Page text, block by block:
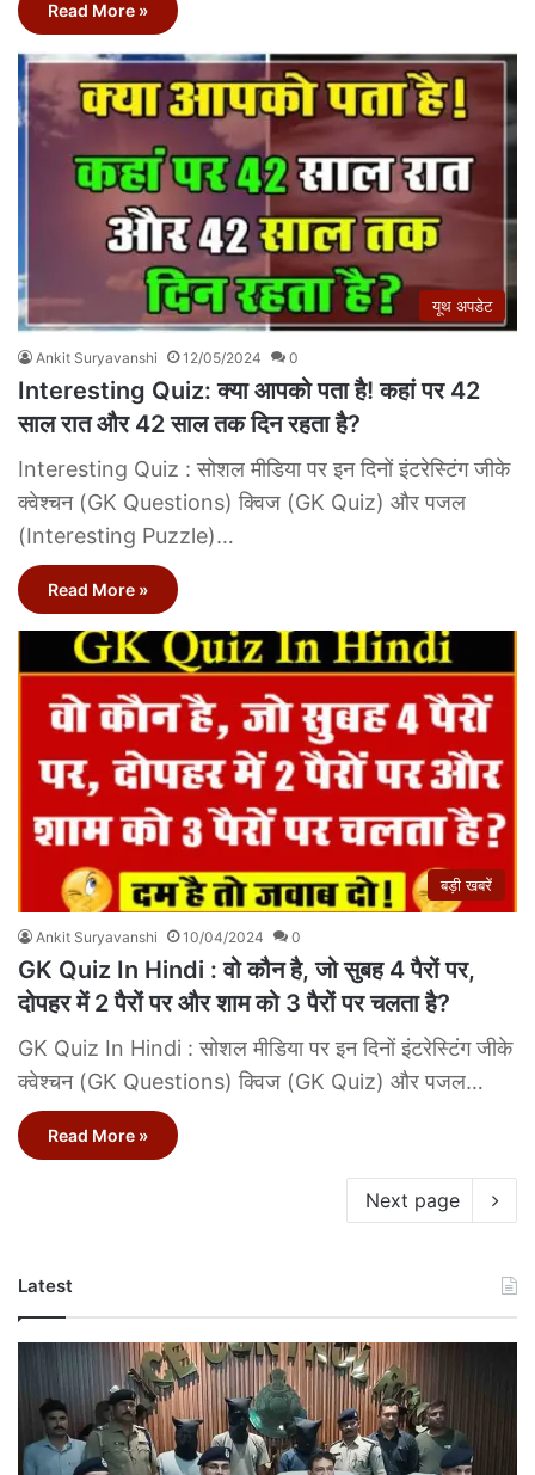
Read More »
यूथ अपडेट
Ankit Suryavanshi 12/05/2024 0
Interesting Quiz: क्या आपको पता है! कहां पर 42
साल रात और 42 साल तक दिन रहता है?
Interesting Quiz : सोशल मीडिया पर इन दिनों इंटरेस्टिंग जीके
क्वेश्चन (GK Questions) क्विज (GK Quiz) और पजल
(Interesting Puzzle)…
Read More »
बड़ी खबरें
Ankit Suryavanshi 10/04/2024 0
GK Quiz In Hindi : वो कौन है, जो सुबह 4 पैरों पर,
दोपहर में 2 पैरों पर और शाम को 3 पैरों पर चलता है?
GK Quiz In Hindi : सोशल मीडिया पर इन दिनों इंटरेस्टिंग जीके
क्वेश्चन (GK Questions) क्विज (GK Quiz) और पजल…
Read More »
Next page
Latest
Betul
Case:
बैतूल
मर्डर